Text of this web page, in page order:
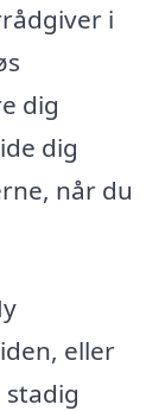
i
dig
dig
når du
eller